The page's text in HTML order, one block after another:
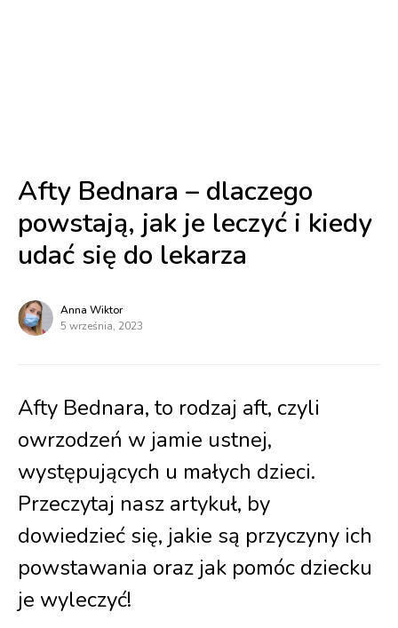
Afty Bednara – dlaczego
powstają, jak je leczyć i kiedy
udać się do lekarza
Anna Wiktor
5 września, 2023
Afty Bednara, to rodzaj aft, czyli
owrzodzeń w jamie ustnej,
występujących u małych dzieci.
Przeczytaj nasz artykuł, by
dowiedzieć się, jakie są przyczyny ich
powstawania oraz jak pomóc dziecku
je wyleczyć!